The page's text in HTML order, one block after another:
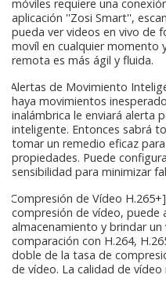
móviles requiere una
aplicación ''Zosi Smart'',
pueda ver videos en vivo de
movíl en cualquier momento
remota es más ágil y fluida.
[Alertas de Movimiento
haya movimientos
inalámbrica le enviará alerta
inteligente. Entonces sabrá
tomar un remedio eficaz
propiedades. Puede
sensibilidad para minimizar
[Compresión de Vídeo
compresión de vídeo, puede
almacenamiento y brindar un
comparación con H.264,
doble de la tasa de
de vídeo. La calidad de